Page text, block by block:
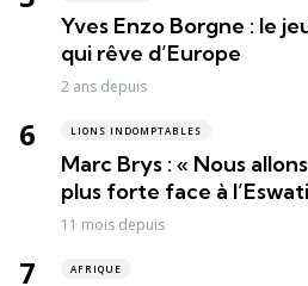
Yves Enzo Borgne : le
qui rêve d’Europe
2 ans depuis
LIONS INDOMPTABLES
Marc Brys : « Nous
plus forte face à
11 mois depuis
AFRIQUE